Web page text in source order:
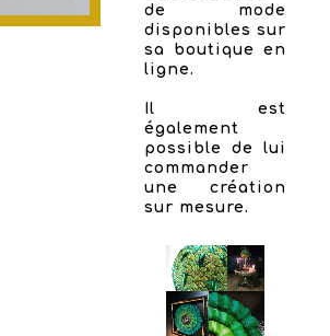
de mode
disponibles sur
sa boutique en
ligne.
Il est
également
possible de lui
commander
une création
sur mesure.